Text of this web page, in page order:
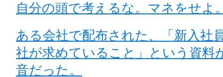
自分の頭で考えるな。マネをせよ
ある会社で配布された、「新入社
社が求めていること」という資料
音だった。